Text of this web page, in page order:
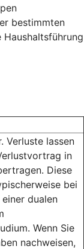
bestimmten
Verluste lassen
in
Diese
bei
dualen
Wenn Sie
nachweisen,